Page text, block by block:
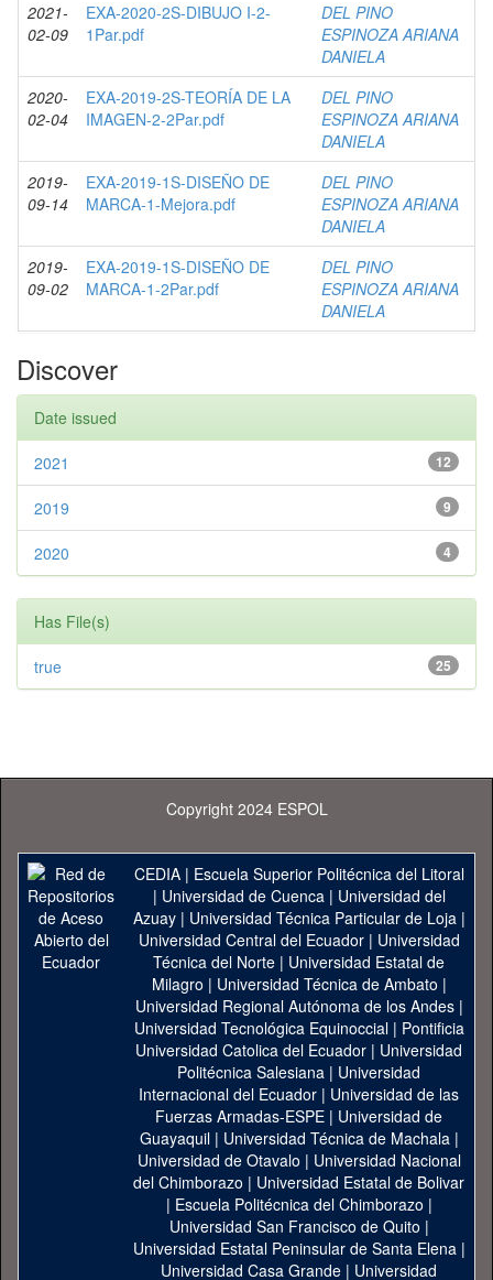
2021-
02-09
EXA-2020-2S-DIBUJO I-2-
1Par.pdf
DEL PINO
ESPINOZA ARIANA
DANIELA
2020-
02-04
EXA-2019-2S-TEORÍA DE LA
IMAGEN-2-2Par.pdf
DEL PINO
ESPINOZA ARIANA
DANIELA
2019-
09-14
EXA-2019-1S-DISEÑO DE
MARCA-1-Mejora.pdf
DEL PINO
ESPINOZA ARIANA
DANIELA
2019-
09-02
EXA-2019-1S-DISEÑO DE
MARCA-1-2Par.pdf
DEL PINO
ESPINOZA ARIANA
DANIELA
Discover
Date issued
12
2021
9
2019
4
2020
Has File(s)
25
true
Copyright 2024 ESPOL
CEDIA| Escuela Superior Politécnica del Litoral
| Universidad de Cuenca| Universidad del
Azuay| Universidad Técnica Particular de Loja|
Universidad Central del Ecuador| Universidad
Técnica del Norte | Universidad Estatal de
Milagro | Universidad Técnica de Ambato |
Universidad Regional Autónoma de los Andes|
Universidad Tecnológica Equinoccial| Pontificia
Universidad Catolica del Ecuador | Universidad
Politécnica Salesiana | Universidad
Internacional del Ecuador | Universidad de las
Fuerzas Armadas-ESPE | Universidad de
Guayaquil| Universidad Técnica de Machala|
Universidad de Otavalo | Universidad Nacional
del Chimborazo | Universidad Estatal de Bolivar
| Escuela Politécnica del Chimborazo |
Universidad San Francisco de Quito |
Universidad Estatal Peninsular de Santa Elena|
Universidad Casa Grande | Universidad